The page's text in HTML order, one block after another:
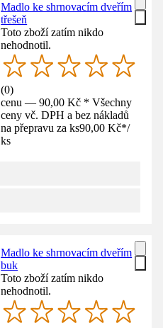
Madlo ke shrnovacím dveřím
třešeň
Toto zboží zatím nikdo
nehodnotil.
(0)
cenu — 90,00 Kč * Všechny
ceny vč. DPH a bez nákladů
na přepravu za ks90,00 Kč*/
ks
Madlo ke shrnovacím dveřím
buk
Toto zboží zatím nikdo
nehodnotil.